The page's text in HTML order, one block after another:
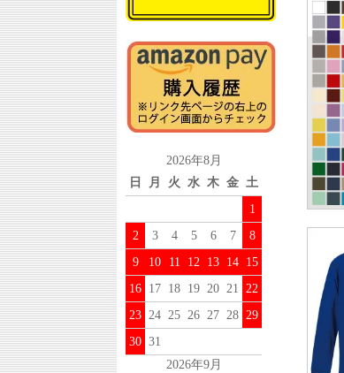
2026年8月
日
月 火 水 木 金 土
1
2
3 4 5 6 7
8
9
10 11 12 13 14 15
16 17 18 19 20 21 22
23 24 25 26 27 28 29
30 31
2026年9月